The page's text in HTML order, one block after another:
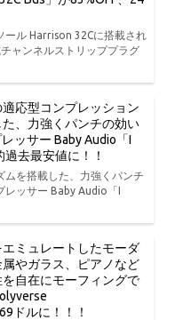
ール Harrison 32Cに搭載され
ャンネルストリッププラグ
適応型コンプレッション
、力強くパンチの効い
ッサー Baby Audio「I
去最安値に！！
を搭載した、力強くパンチ
レッサー Baby Audio「I
ミュレートしたモーダ
やガラス、ピアノなど
自在にモーフィングで
ドルに！！！